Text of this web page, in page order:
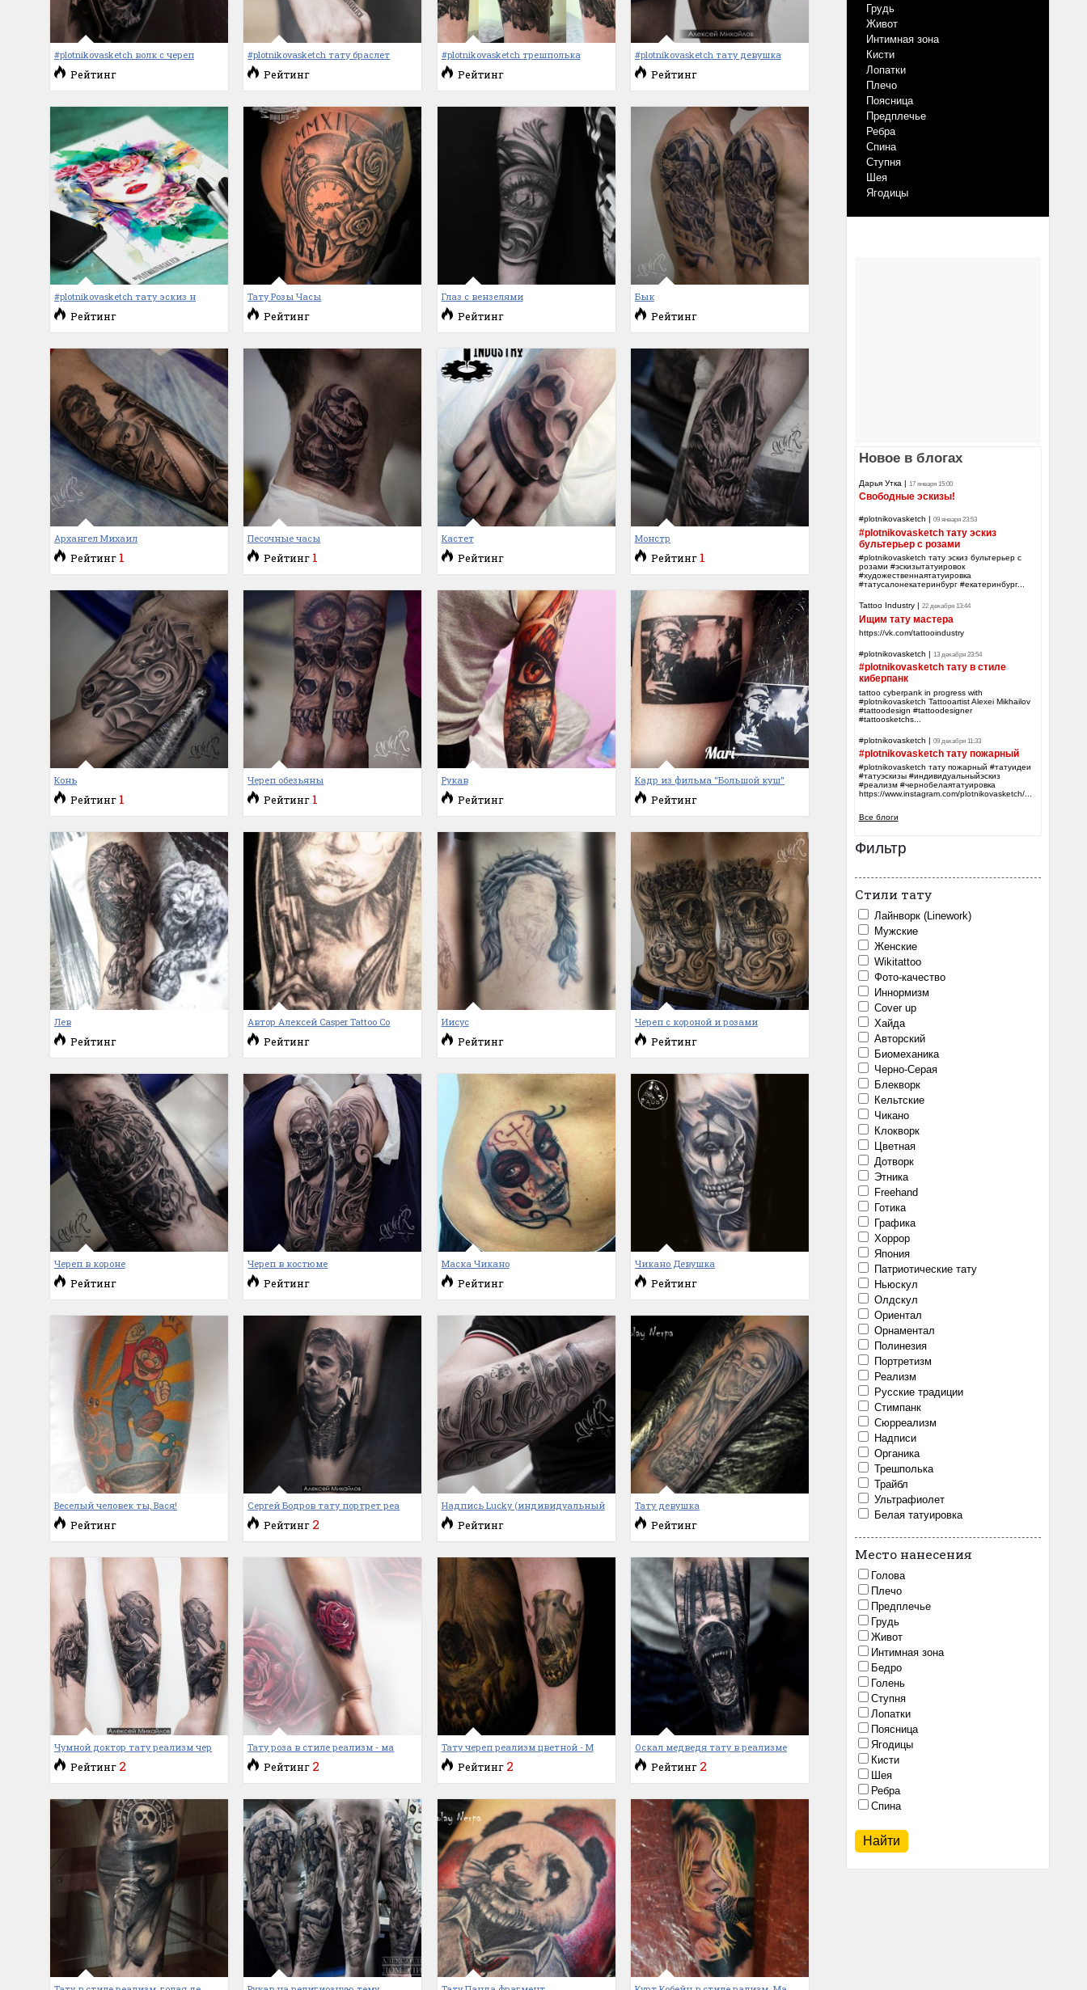
Грудь
Живот
Интимная зона
Кисти
Лопатки
Плечо
Поясница
Предплечье
Ребра
Спина
Ступня
Шея
Ягодицы
Новое в блогах
Дарья Утка | 17 января 15:00
Свободные эскизы!
#plotnikovasketch 09 января 23:53
#plotnikovasketch тату эскиз
бультерьер с розами
#plotnikovasketch тату эскиз бультерьер с
розами #эскизытатуировок
#художественнаятатуировка
#татусалонекатеринбург #екатеринбург...
Tattoo Industry| 22 декабря 13:44
Ищим тату мастера
https://vk.com/tattooindustry
#plotnikovasketch | 13 декабря 23:54
#plotnikovasketch тату в стиле
киберпанк
tattoo cyberpank in progress with
#plotnikovasketch Tattooartist Alexei Mikhailov
#tattoodesign #tattoodesigner
#tattoosketchs...
#plotnikovasketch | 09 декабря 11:33
#plotnikovasketch тату пожарный
#plotnikovasketch тату пожарный #татуидеи
#татуэскизы #индивидуальныйэскиз
#реализм #чернобелаятатуировка
https://www.instagram.com/plotnikovasketch/...
Все блоги
Фильтр
Стили тату
Лайнворк (Linework)
Мужские
Женские
Wikitattoo
Фото-качество
Иннормизм
Cover up
Хайда
Авторский
Биомеханика
Черно-Серая
Блекворк
Кельтские
Чикано
Клокворк
Цветная
Дотворк
Этника
Freehand
Готика
Графика
Хоррор
Япония
Патриотические тату
Ньюскул
Олдскул
Ориентал
Орнаментал
Полинезия
Портретизм
Реализм
Русские традиции
Стимпанк
Сюрреализм
Надписи
Органика
Трешполька
Трайбл
Ультрафиолет
Белая татуировка
Место нанесения
Голова
Плечо
Предплечье
Грудь
Живот
Интимная зона
Бедро
Голень
Ступня
Лопатки
Поясница
Ягодицы
Кисти
Шея
Ребра
Спина
#plotnikovasketch волк с череп
Рейтинг
#plotnikovasketch тату браслет
Рейтинг
#plotnikovasketch трешполька
Рейтинг
#plotnikovasketch тату девушка
Рейтинг
#plotnikovasketch тату эскиз н
Рейтинг
Тату Розы Часы
Рейтинг
Глаз с вензелями
Рейтинг
Бык
Рейтинг
Архангел Михаил
Рейтинг 1
Песочные часы
Рейтинг 1
Кастет
Рейтинг
Монстр
Рейтинг 1
Конь
Рейтинг 1
Череп обезьяны
Рейтинг 1
Рукав
Рейтинг
Кадр из фильма "Большой куш"
Рейтинг
Лев
Рейтинг
Автор Алексей Casper Tattoo Co
Рейтинг
Иисус
Рейтинг
Череп с короной и розами
Рейтинг
Череп в короне
Рейтинг
Череп в костюме
Рейтинг
Маска Чикано
Рейтинг
Чикано Девушка
Рейтинг
Веселый человек ты, Вася!
Рейтинг
Сергей Бодров тату портрет реа
Рейтинг 2
Надпись Lucky (индивидуальный
Рейтинг
Тату девушка
Рейтинг
Чумной доктор тату реализм чер
Рейтинг 2
Тату роза в стиле реализм - ма
Рейтинг 2
Тату череп реализм цветной - М
Рейтинг 2
Оскал медведя тату в реализме
Рейтинг 2